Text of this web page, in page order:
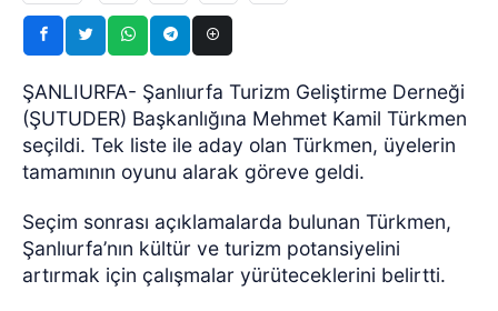
ŞANLIURFA- Şanlıurfa Turizm Geliştirme Derneği
(ŞUTUDER) Başkanlığına Mehmet Kamil Türkmen
seçildi. Tek liste ile aday olan Türkmen, üyelerin
tamamının oyunu alarak göreve geldi.
Seçim sonrası açıklamalarda bulunan Türkmen,
Şanlıurfa’nın kültür ve turizm potansiyelini
artırmak için çalışmalar yürüteceklerini belirtti.